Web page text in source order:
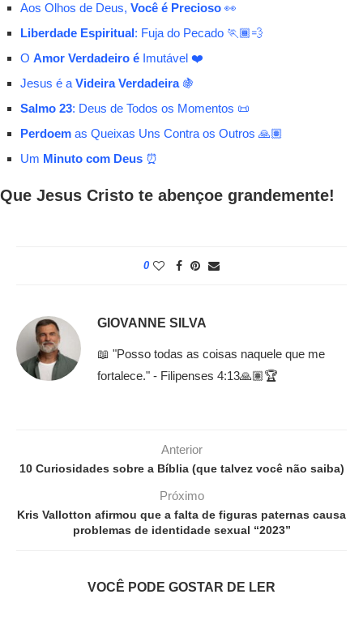
Aos Olhos de Deus, Você é Precioso 👀
Liberdade Espiritual: Fuja do Pecado 🏃🏾💨
O Amor Verdadeiro é Imutável ❤️
Jesus é a Videira Verdadeira🍇
Salmo 23: Deus de Todos os Momentos 📜
Perdoem as Queixas Uns Contra os Outros 🙏🏽
Um Minuto com Deus ⏰
Que Jesus Cristo te abençoe grandemente!
0
GIOVANNE SILVA
📖 "Posso todas as coisas naquele que me
fortalece." - Filipenses 4:13🙏🏽🏆
Anterior
10 Curiosidades sobre a Bíblia (que talvez você não saiba)
Próximo
Kris Vallotton afirmou que a falta de figuras paternas causa
problemas de identidade sexual “2023”
VOCÊ PODE GOSTAR DE LER